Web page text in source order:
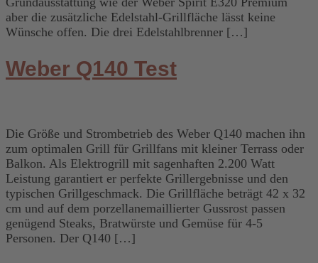
aber die zusätzliche Edelstahl-Grillfläche lässt keine
Wünsche offen. Die drei Edelstahlbrenner […]
Weber Q140 Test
Die Größe und Strombetrieb des Weber Q140 machen ihn
zum optimalen Grill für Grillfans mit kleiner Terrass oder
Balkon. Als Elektrogrill mit sagenhaften 2.200 Watt
Leistung garantiert er perfekte Grillergebnisse und den
typischen Grillgeschmack. Die Grillfläche beträgt 42 x 32
cm und auf dem porzellanemaillierter Gussrost passen
genügend Steaks, Bratwürste und Gemüse für 4-5
Personen. Der Q140 […]